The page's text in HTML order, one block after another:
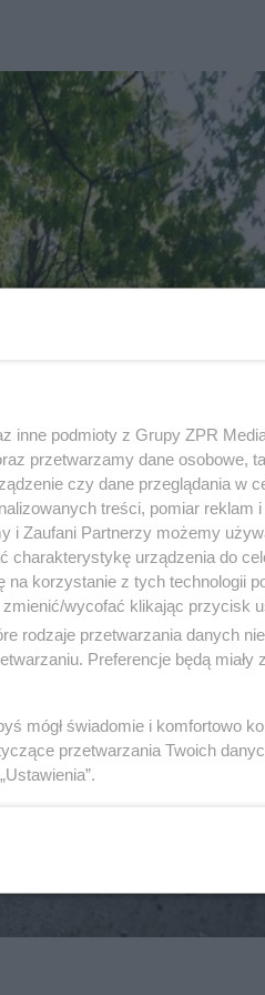
inne podmioty z Grupy ZPR
przetwarzamy dane osobowe,
czy dane przeglądania w
treści, pomiar reklam
i Zaufani Partnerzy możemy
charakterystykę urządzenia do
korzystanie z tych technologii
wycofać klikając przycisk
rodzaje przetwarzania danych
Preferencje będą miały
mógł świadomie i komfortowo
przetwarzania Twoich